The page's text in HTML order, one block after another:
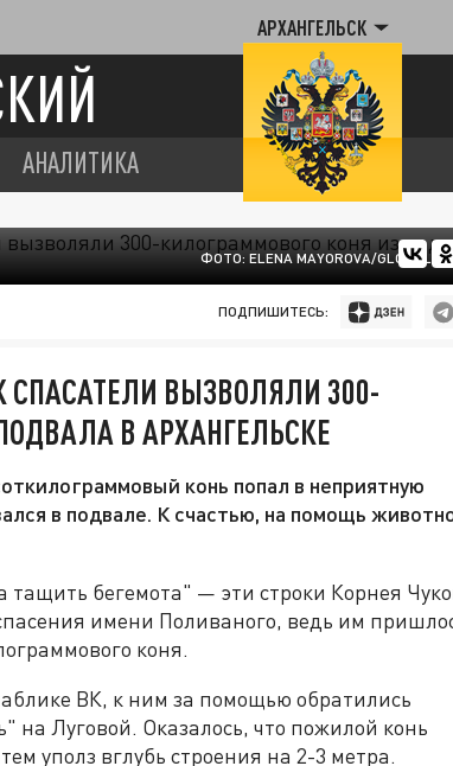
АРХАНГЕЛЬСК
АНАЛИТИКА
ФОТО: ELENA MAYOROVA/
ПОДПИШИТЕСЬ:
ВЫЗВОЛЯЛИ 300-
В АРХАНГЕЛЬСКЕ
конь попал в неприятную
в подвале. К счастью, на помощь
тащить бегемота" — эти строки Корнея
имени Поливаного, ведь им
коня.
ВК, к ним за помощью обратились
на Луговой. Оказалось, что пожилой конь
уполз вглубь строения на 2-3 метра.